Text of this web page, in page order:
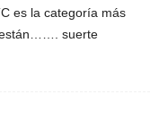
es la categoría más
suerte